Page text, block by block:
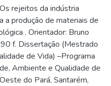
rejeitos da indústria
a produção de materiais de
. Orientador: Bruno
f. Dissertação (Mestrado
de Vida) –Programa
Ambiente e Qualidade de
do Pará, Santarém,